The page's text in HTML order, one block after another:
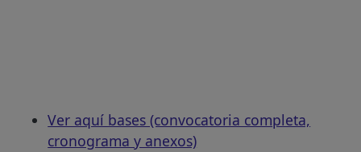
Ver aquí bases (convocatoria completa,
cronograma y anexos)